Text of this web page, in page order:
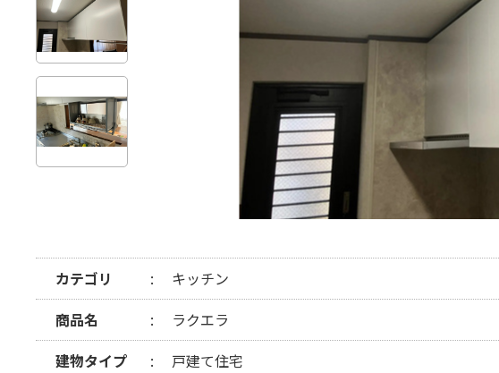
カテゴリ
キッチン
商品名
ラクエラ
建物タイプ
戸建て住宅